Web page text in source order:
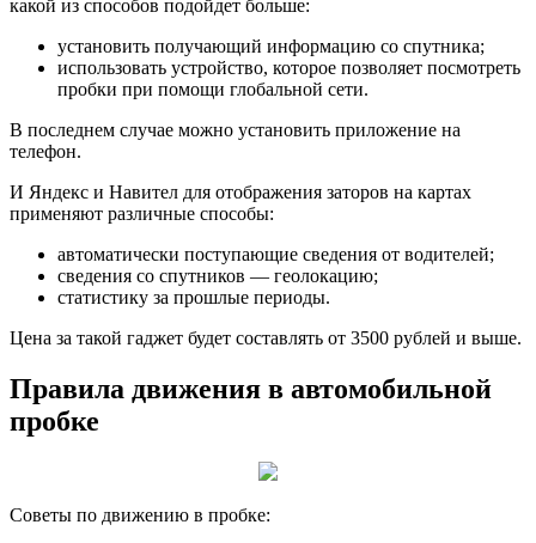
какой из способов подойдет больше:
установить получающий информацию со спутника;
использовать устройство, которое позволяет посмотреть
пробки при помощи глобальной сети.
В последнем случае можно установить приложение на
телефон.
И Яндекс и Навител для отображения заторов на картах
применяют различные способы:
автоматически поступающие сведения от водителей;
сведения со спутников — геолокацию;
статистику за прошлые периоды.
Цена за такой гаджет будет составлять от 3500 рублей и выше.
Правила движения в автомобильной
пробке
Советы по движению в пробке: